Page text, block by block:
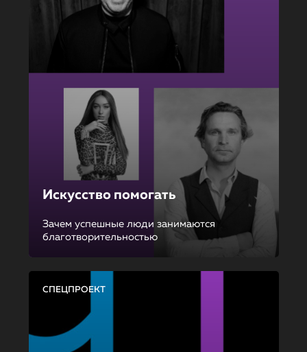
Искусство помогать
Зачем успешные люди занимаются
благотворительностью
СПЕЦПРОЕКТ